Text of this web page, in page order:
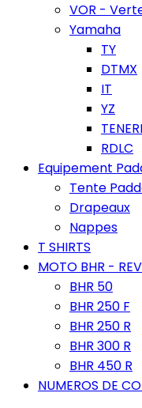
VOR -
Yamaha
TY
DTMX
IT
YZ
RDLC
Equipement
Tente
Drapeaux
Nappes
T SHIRTS
MOTO BHR -
BHR 50
BHR 250 F
BHR 250 R
BHR 300 R
BHR 450 R
NUMEROS DE